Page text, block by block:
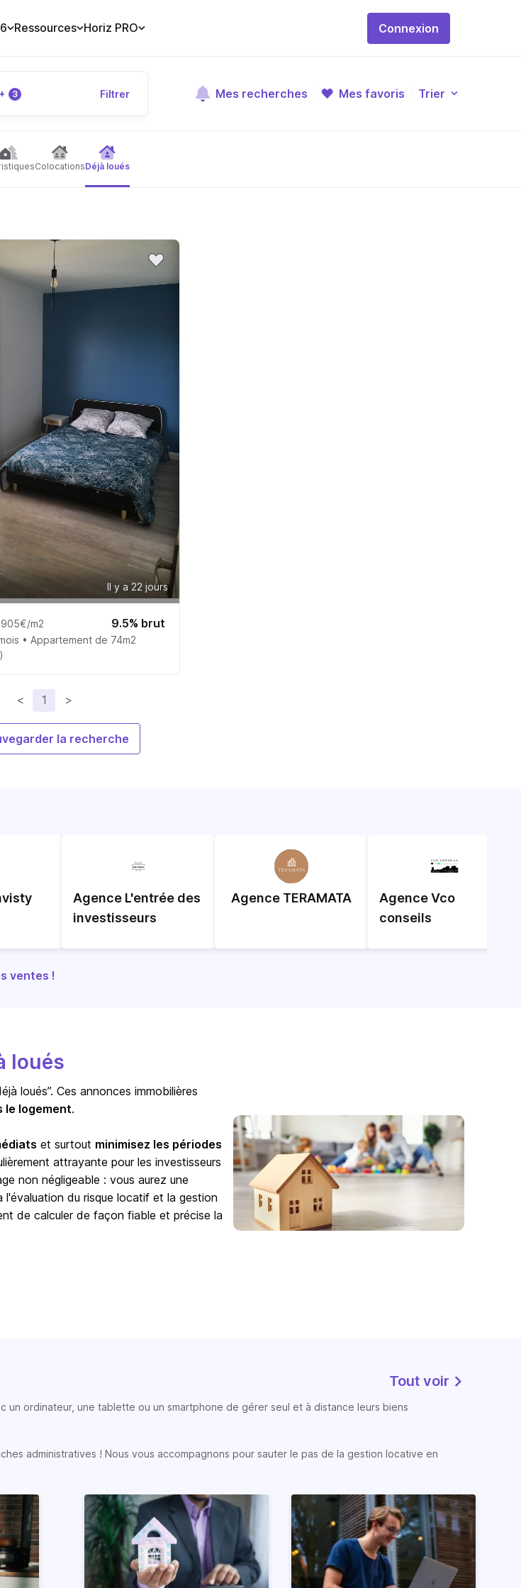
Ressources Horiz PRO Connexion
+ 3 Filtrer Mes recherches Mes favoris Trier
ColocationsDéjà loués
Il y a 22 jours
m2 9.5% brut
• Appartement de 74m2
< 1 >
la recherche
Agence L'entrée des
investisseurs
Agence TERAMATA
Agence Vco
conseils
ventes !
loués
loués”. Ces annonces immobilières
le logement.
et surtout minimisez les périodes
attrayante pour les investisseurs
non négligeable : vous aurez une
du risque locatif et la gestion
de calculer de façon fiable et précise la
Tout voir
ordinateur, une tablette ou un smartphone de gérer seul et à distance leurs biens
administratives ! Nous vous accompagnons pour sauter le pas de la gestion locative en